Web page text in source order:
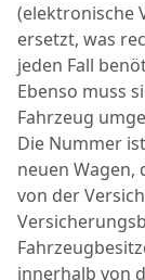
(elektronische
ersetzt, was
jeden Fall
Ebenso muss
Fahrzeug
Die Nummer
neuen Wagen,
von der
innerhalb von